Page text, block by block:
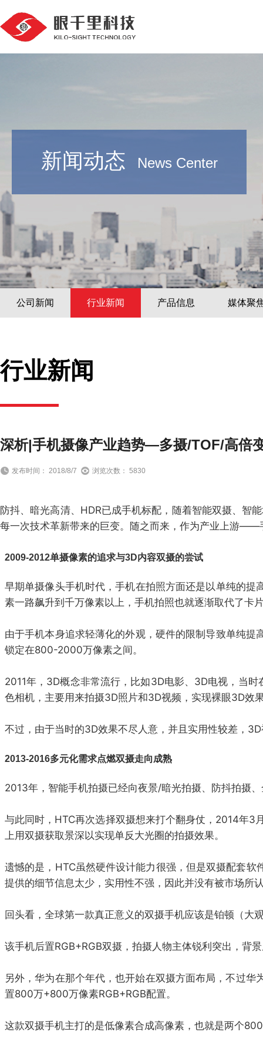
新闻动态 News Center
公司新闻 行业新闻 产品信息 媒体聚
行业新闻
深析|手机摄像产业趋势—多摄/TOF/高倍
发布时间： 2018/8/7 浏览次数： 5830
防抖、暗光高清、HDR已成手机标配，随着智能双摄、智
每一次技术革新带来的巨变。随之而来，作为产业上游——
2009-2012单摄像素的追求与3D内容双摄的尝试
早期单摄像头手机时代，手机在拍照方面还是以单纯的
素一路飙升到千万像素以上，手机拍照也就逐渐取代了
由于手机本身追求轻薄化的外观，硬件的限制导致单纯
锁定在800-2000万像素之间。
2011年，3D概念非常流行，比如3D电影、3D电视，当
色相机，主要用来拍摄3D照片和3D视频，实现裸眼3D效
不过，由于当时的3D效果不尽人意，并且实用性较差，
2013-2016多元化需求点燃双摄走向成熟
2013年，智能手机拍摄已经向夜景/暗光拍摄、防抖拍摄
与此同时，HTC再次选择双摄想来打个翻身仗，2014年
上用双摄获取景深以实现单反大光圈的拍摄效果。
遗憾的是，HTC虽然硬件设计能力很强，但是双摄配套
提供的细节信息太少，实用性不强，因此并没有被市场所
回头看，全球第一款真正意义的双摄手机应该是铂顿（大
该手机后置RGB+RGB双摄，拍摄人物主体锐利突出，背
另外，华为在那个年代，也开始在双摄方面布局，不过
置800万+800万像素RGB+RGB配置。
这款双摄手机主打的是低像素合成高像素，也就是两个